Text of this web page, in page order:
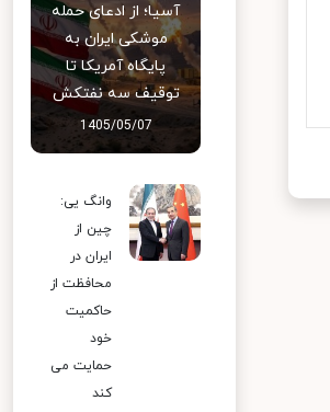
آسیا؛ از ادعای حمله
موشکی ایران به
پایگاه آمریکا تا
توقیف سه نفتکش
1405/05/07
وانگ یی:
چین از
ایران در
محافظت از
حاکمیت
خود
حمایت می
کند